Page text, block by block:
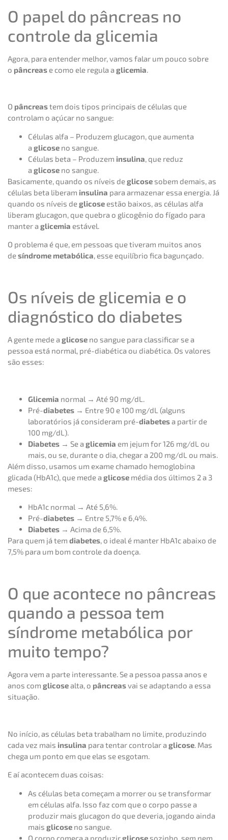
O papel do pâncreas no
controle da glicemia
Agora, para entender melhor, vamos falar um pouco sobre
o pâncreas e como ele regula a glicemia.
O pâncreastem dois tipos principais de células que
controlam o açúcar no sangue:
Células alfa – Produzem glucagon, que aumenta
a glicose no sangue.
Células beta – Produzem insulina, que reduz
a glicose no sangue.
Basicamente, quando os níveis deglicosesobem demais, as
células beta liberam insulina para armazenar essa energia. Já
quando os níveis deglicose estão baixos, as células alfa
liberam glucagon, que quebra o glicogênio do fígado para
manter a glicemia estável.
O problema é que, em pessoas que tiveram muitos anos
desíndrome metabólica, esse equilíbrio fica bagunçado.
Os níveis de glicemia e o
diagnóstico do diabetes
A gente mede a glicose no sangue para classificar se a
pessoa está normal, pré-diabética ou diabética. Os valores
são esses:
Glicemia normal → Até 90 mg/dL.
Pré-diabetes → Entre 90 e 100 mg/dL (alguns
laboratórios já consideram pré-diabetesa partir de
100 mg/dL).
Diabetes → Se a glicemia em jejum for 126 mg/dL ou
mais, ou se, durante o dia, chegar a 200 mg/dL ou mais.
Além disso, usamos um exame chamado hemoglobina
glicada (HbA1c), que mede a glicose média dos últimos 2 a 3
meses:
HbA1c normal → Até 5,6%.
Pré-diabetes → Entre 5,7% e 6,4%.
Diabetes → Acima de 6,5%.
Para quem já tem diabetes, o ideal é manter HbA1c abaixo de
7,5% para um bom controle da doença.
O que acontece no pâncreas
quando a pessoa tem
síndrome metabólica por
muito tempo?
Agora vem a parte interessante. Se a pessoa passa anos e
anos com glicosealta, o pâncreasvai se adaptando a essa
situação.
No início, as células beta trabalham no limite, produzindo
cada vez mais insulina para tentar controlar a glicose. Mas
chega um ponto em que elas se esgotam.
E aí acontecem duas coisas:
As células beta começam a morrer ou se transformar
em células alfa. Isso faz com que o corpo passe a
produzir mais glucagon do que deveria, jogando ainda
mais glicose no sangue.
O corpo começa a produzirglicosesozinho, sem nem